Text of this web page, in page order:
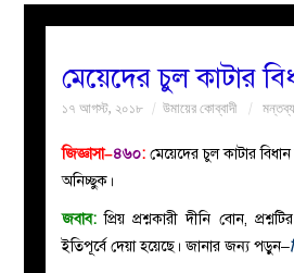
নারীদের
ইসলাহী
মেয়েদের চুল কাটার
১৭ আগস্ট, ২০১৮ উমায়ের কোব্বাদী
জিজ্ঞাসা–৪৬০: মেয়েদের চুল কাটার
অনিচ্ছুক।
জবাব: প্রিয় প্রশ্নকারী দীনি বোন,
ইতিপূর্বে দেয়া হয়েছে। জানার জন্য পড়ুন–